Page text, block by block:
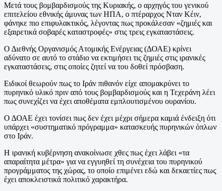
Μετά τους βομβαρδισμούς της Κυριακής, ο αρχηγός του γενικού
επιτελείου εθνικής άμυνας των ΗΠΑ, ο πτέραρχος Νταν Κέιν,
φάνηκε πιο επιφυλακτικός, λέγοντας πως προκάλεσαν «ζημιές και
εξαιρετικά σοβαρές καταστροφές» στις τρεις εγκαταστάσεις.
Ο Διεθνής Οργανισμός Ατομικής Ενέργειας (ΔΟΑΕ) κρίνει
αδύνατο σε αυτό το στάδιο να εκτιμήσει τις ζημιές στις ιρανικές
εγκαταστάσεις, στις οποίες ζητεί να του δοθεί πρόσβαση.
Ειδικοί θεωρούν πως το Ιράν πιθανόν είχε απομακρύνει το
πυρηνικό υλικό πριν από τους βομβαρδισμούς και η Τεχεράνη λέει
πως συνεχίζει να έχει αποθέματα εμπλουτισμένου ουρανίου.
Ο ΔΟΑΕ έχει τονίσει πως δεν έχει μέχρι σήμερα καμιά ένδειξη ότι
υπάρχει «συστηματικό πρόγραμμα» κατασκευής πυρηνικών όπλων
στο Ιράν.
Η ιρανική κυβέρνηση ανακοίνωσε χθες πως έχει λάβει «τα
απαραίτητα μέτρα» για να εγγυηθεί τη συνέχεια του πυρηνικού
προγράμματος της χώρας, το οποίο επιμένει εδώ και δεκαετίες πως
έχει αποκλειστικά πολιτικό χαρακτήρα.